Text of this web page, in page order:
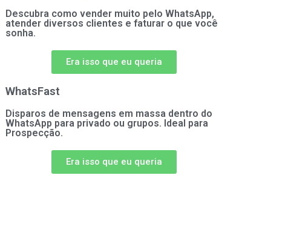
Descubra como vender muito pelo WhatsApp,
atender diversos clientes e faturar o que você
sonha.
Era isso que eu queria
WhatsFast
Disparos de mensagens em massa dentro do
WhatsApp para privado ou grupos. Ideal para
Prospecção.
Era isso que eu queria